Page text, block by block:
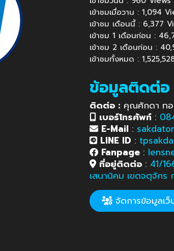
เข้าชมเมื่อวาน : 1,094
เข้าชม เดือนนี้ : 6,377
เข้าชม 1 เดือนก่อน :
เข้าชม 2 เดือนก่อน :
เข้าชมทั้งหมด :
ข้อมูลติดต่อ
ติดต่อ : คุณศักดา ท
เบอร์โทรศัพท์ :
E-Mail :
LINE ID : tpsakda
Fanpage :
ที่อยู่ติดต่อ : 41/
เสนานิคม เขตจตุจักร
จัดการข้อมูลเว็